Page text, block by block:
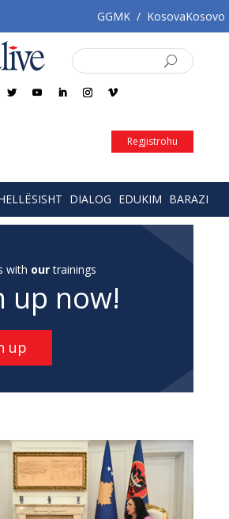
GGMK / KosovaKosovo
Regjistrohu
DIALOG EDUKIM BARAZI
with ourtrainings
up now!
up